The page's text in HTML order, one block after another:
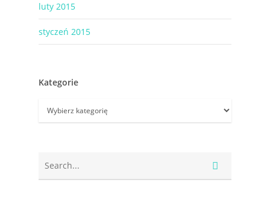
luty 2015
styczeń 2015
Kategorie
Kategorie